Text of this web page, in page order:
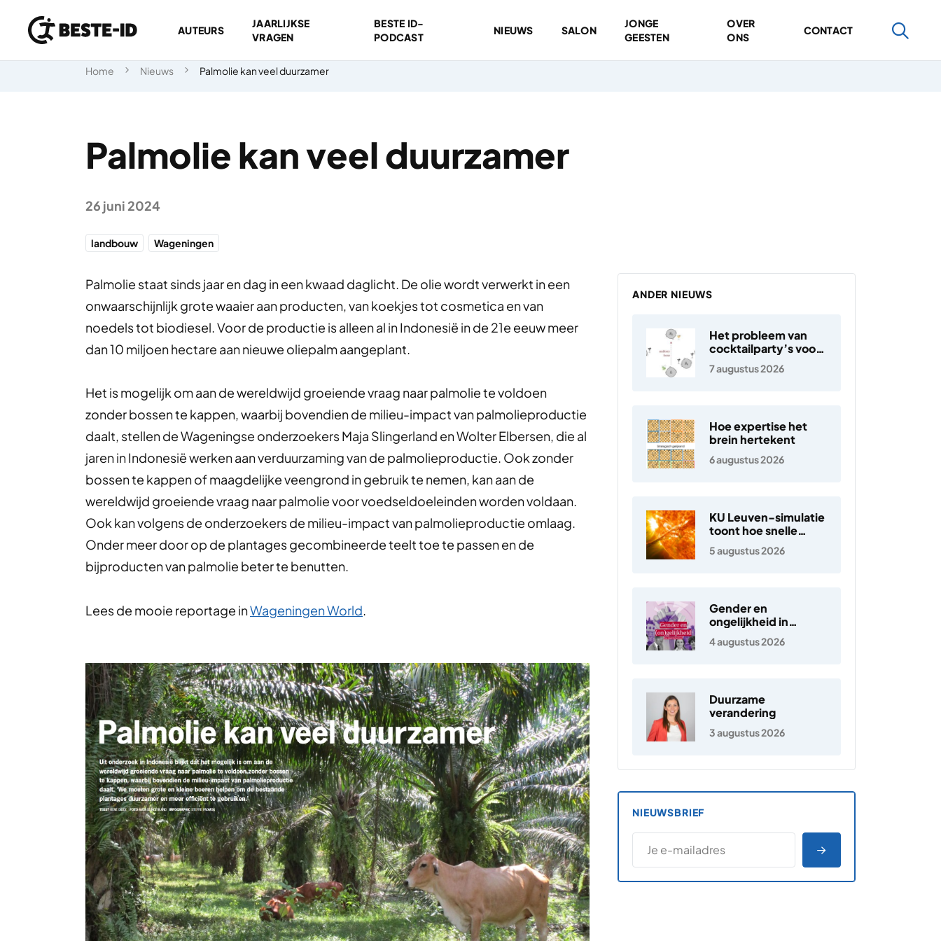
Ga naar inhoud
AUTEURS
JAARLIJKSE
VRAGEN
BESTE ID-
PODCAST
NIEUWS SALON
JONGE
GEESTEN
OVER
ONS
CONTACT
Home Nieuws Palmolie kan veel duurzamer
Palmolie kan veel duurzamer
26 juni 2024
landbouw Wageningen
Palmolie staat sinds jaar en dag in een kwaad daglicht. De olie wordt verwerkt in een
onwaarschijnlijk grote waaier aan producten, van koekjes tot cosmetica en van
noedels tot biodiesel. Voor de productie is alleen al in Indonesië in de 21e eeuw meer
dan 10 miljoen hectare aan nieuwe oliepalm aangeplant.
Het is mogelijk om aan de wereldwijd groeiende vraag naar palmolie te voldoen
zonder bossen te kappen, waarbij bovendien de milieu-impact van palmolieproductie
daalt, stellen de Wageningse onderzoekers Maja Slingerland en Wolter Elbersen, die al
jaren in Indonesië werken aan verduurzaming van de palmolieproductie. Ook zonder
bossen te kappen of maagdelijke veengrond in gebruik te nemen, kan aan de
wereldwijd groeiende vraag naar palmolie voor voedseldoeleinden worden voldaan.
Ook kan volgens de onderzoekers de milieu-impact van palmolieproductie omlaag.
Onder meer door op de plantages gecombineerde teelt toe te passen en de
bijproducten van palmolie beter te benutten.
Lees de mooie reportage inWageningen World.
ANDER NIEUWS
Het probleem van
cocktailparty’s voor
hoortoestellen
7 augustus 2026
Hoe expertise het
brein hertekent
6 augustus 2026
KU Leuven-simulatie
toont hoe snelle
elektronen in de
zonnewind ontstaan
5 augustus 2026
Gender en
ongelijkheid in
Nederland
4 augustus 2026
Duurzame
verandering
3 augustus 2026
NIEUWSBRIEF
E-MAILADRES
*
AANMELDEN